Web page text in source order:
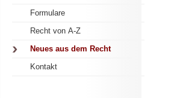
Formulare
Recht von A-Z
Neues aus dem Recht
Kontakt